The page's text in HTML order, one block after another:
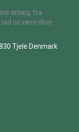
anlæg, fra
os være dine
Tjele Denmark